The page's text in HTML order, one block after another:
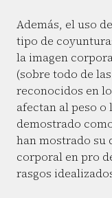
Además, el uso
tipo de
la imagen
(sobre todo de
reconocidos en
afectan al peso
demostrado
han mostrado su
corporal en pro
rasgos